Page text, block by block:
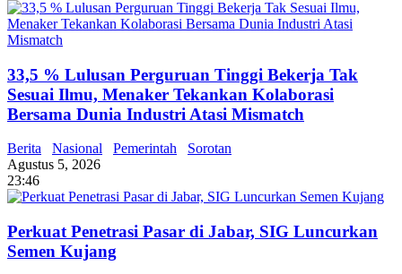
33,5 % Lulusan Perguruan Tinggi Bekerja Tak
Sesuai Ilmu, Menaker Tekankan Kolaborasi
Bersama Dunia Industri Atasi Mismatch
Berita Nasional Pemerintah
Sorotan
Agustus 5, 2026
23:46
Perkuat Penetrasi Pasar di Jabar, SIG Luncurkan
Semen Kujang